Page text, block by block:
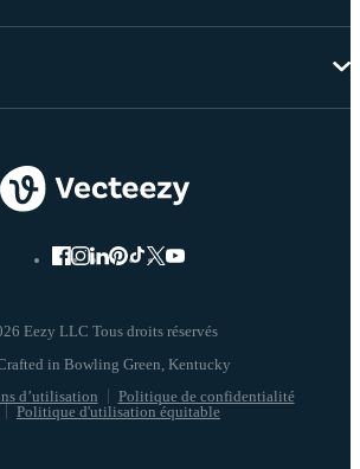
Eezy LLC Tous droits réservés
d’utilisation
Politique de confidentialité
Politique d'utilisation équitable